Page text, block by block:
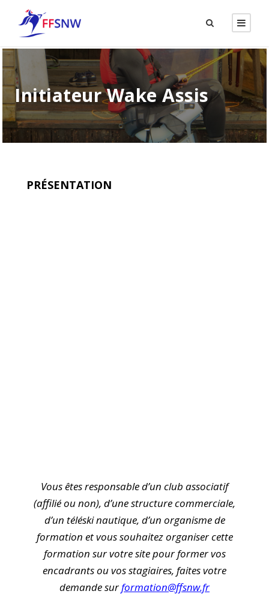
Initiateur Wake Assis
PRÉSENTATION
Vous êtes responsable d’un club associatif
(affilié ou non), d’une structure commerciale,
d’un téléski nautique, d’un organisme de
formation et vous souhaitez organiser cette
formation sur votre site pour former vos
encadrants ou vos stagiaires, faites votre
demande surformation@ffsnw.fr